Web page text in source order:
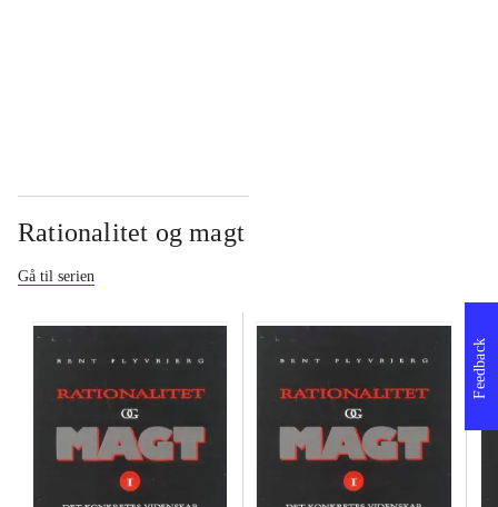
Rationalitet og magt
Gå til serien
Feedback